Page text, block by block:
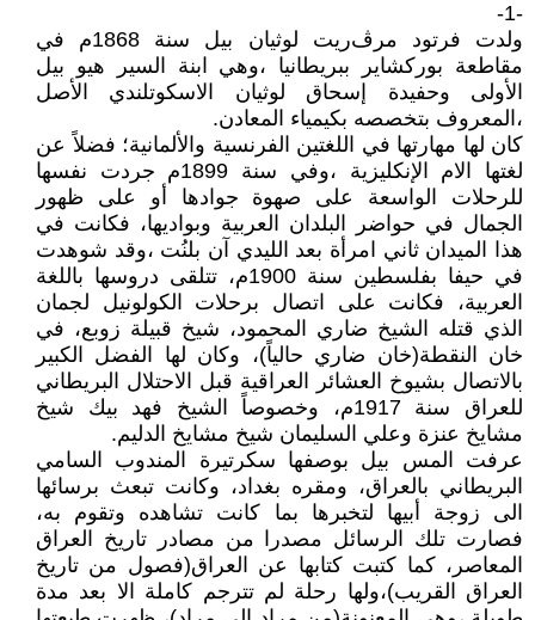
-1-
ولدت فرتود مرﭪريت لوثيان بيل سنة 1868م في
مقاطعة بوركشاير ببريطانيا ،وهي ابنة السير هيو بيل
الأولى وحفيدة إسحاق لوثيان الاسكوتلندي الأصل
،المعروف بتخصصه بكيمياء المعادن.
كان لها مهارتها في اللغتين الفرنسية والألمانية؛ فضلاً عن
لغتها الام الإنكليزية ،وفي سنة 1899م جردت نفسها
للرحلات الواسعة على صهوة جوادها أو على ظهور
الجمال في حواضر البلدان العربية وبواديها، فكانت في
هذا الميدان ثاني امرأة بعد الليدي آن بلنُت ،وقد شوهدت
في حيفا بفلسطين سنة 1900م، تتلقى دروسها باللغة
العربية، فكانت على اتصال برحلات الكولونيل لجمان
الذي قتله الشيخ ضاري المحمود، شيخ قبيلة زوبع، في
خان النقطة(خان ضاري حالياً)، وكان لها الفضل الكبير
بالاتصال بشيوخ العشائر العراقية قبل الاحتلال البريطاني
للعراق سنة 1917م، وخصوصاً الشيخ فهد بيك شيخ
مشايخ عنزة وعلي السليمان شيخ مشايخ الدليم.
عرفت المس بيل بوصفها سكرتيرة المندوب السامي
البريطاني بالعراق، ومقره بغداد، وكانت تبعث برسائها
الى زوجة أبيها لتخبرها بما كانت تشاهده وتقوم به،
فصارت تلك الرسائل مصدرا من مصادر تاريخ العراق
المعاصر، كما كتبت كتابها عن العراق(فصول من تاريخ
العراق القريب)،ولها رحلة لم تترجم كاملة الا بعد مدة